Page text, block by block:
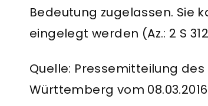
Bedeutung zugelassen. Sie
eingelegt werden (Az.: 2 S
Quelle: Pressemitteilung
Württemberg vom 08.03.2016